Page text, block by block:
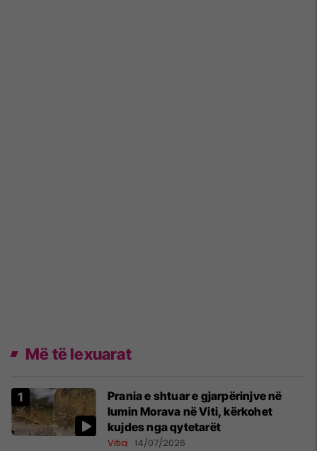
Më të lexuarat
Prania e shtuar e gjarpërinjve në
lumin Morava në Viti, kërkohet
kujdes nga qytetarët
Vitia 14/07/2026